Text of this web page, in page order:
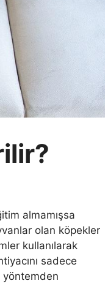
almamışsa
olan köpekler
kullanılarak
sadece
yöntemden